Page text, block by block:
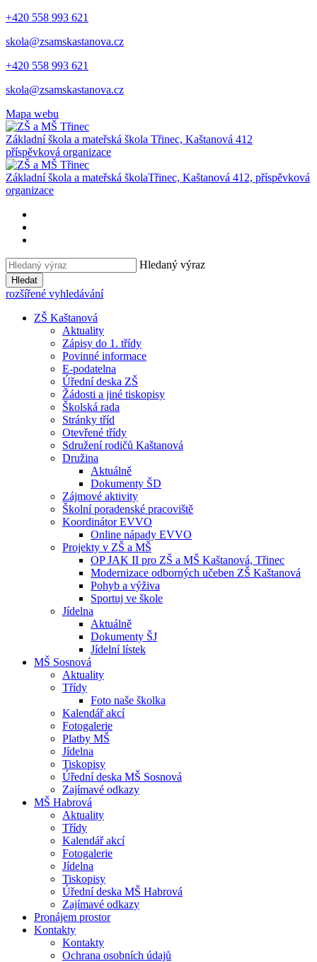
+420 558 993 621
skola@zsamskastanova.cz
+420 558 993 621
skola@zsamskastanova.cz
Mapa webu
Základní škola a mateřská škola Třinec, Kaštanová 412
příspěvková organizace
Základní škola a mateřská školaTřinec, Kaštanová 412, příspěvková
organizace
Hledaný výraz
Hledat
rozšířené vyhledávání
ZŠ Kaštanová
Aktuality
Zápisy do 1. třídy
Povinné informace
E-podatelna
Úřední deska ZŠ
Žádosti a jiné tiskopisy
Školská rada
Stránky tříd
Otevřené třídy
Sdružení rodičů Kaštanová
Družina
Aktuálně
Dokumenty ŠD
Zájmové aktivity
Školní poradenské pracoviště
Koordinátor EVVO
Online nápady EVVO
Projekty v ZŠ a MŠ
OP JAK II pro ZŠ a MŠ Kaštanová, Třinec
Modernizace odborných učeben ZŠ Kaštanová
Pohyb a výživa
Sportuj ve škole
Jídelna
Aktuálně
Dokumenty ŠJ
Jídelní lístek
MŠ Sosnová
Aktuality
Třídy
Foto naše školka
Kalendář akcí
Fotogalerie
Platby MŠ
Jídelna
Tiskopisy
Úřední deska MŠ Sosnová
Zajímavé odkazy
MŠ Habrová
Aktuality
Třídy
Kalendář akcí
Fotogalerie
Jídelna
Tiskopisy
Úřední deska MŠ Habrová
Zajímavé odkazy
Pronájem prostor
Kontakty
Kontakty
Ochrana osobních údajů